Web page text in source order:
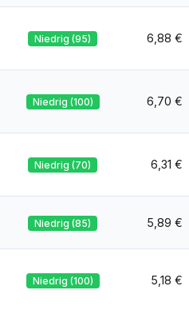
Niedrig (95) 6,88 €
Niedrig (100) 6,70 €
Niedrig (70) 6,31 €
Niedrig (85) 5,89 €
Niedrig (100) 5,18 €